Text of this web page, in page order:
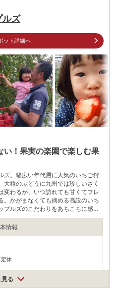
。最新の内容はご利用前にご自身でお
おります。正しい金額はご利用前にご
ルズ
ット詳細へ
い！果実の楽園で楽しむ果
ズ。幅広い年代層に人気のいちご狩
粒のぶどうに九州では珍しいさく
変わるが、いつ訪れても甘くてフレ
。かがまなくても摘める高設のいち
プルズのこだわりをあちこちに感じ
めるだろう。併設のカフェではカッ
自家製のアップルパイやジャム、い
情報
休
:10:30～16:30、日祝:10:00～16:30
見る